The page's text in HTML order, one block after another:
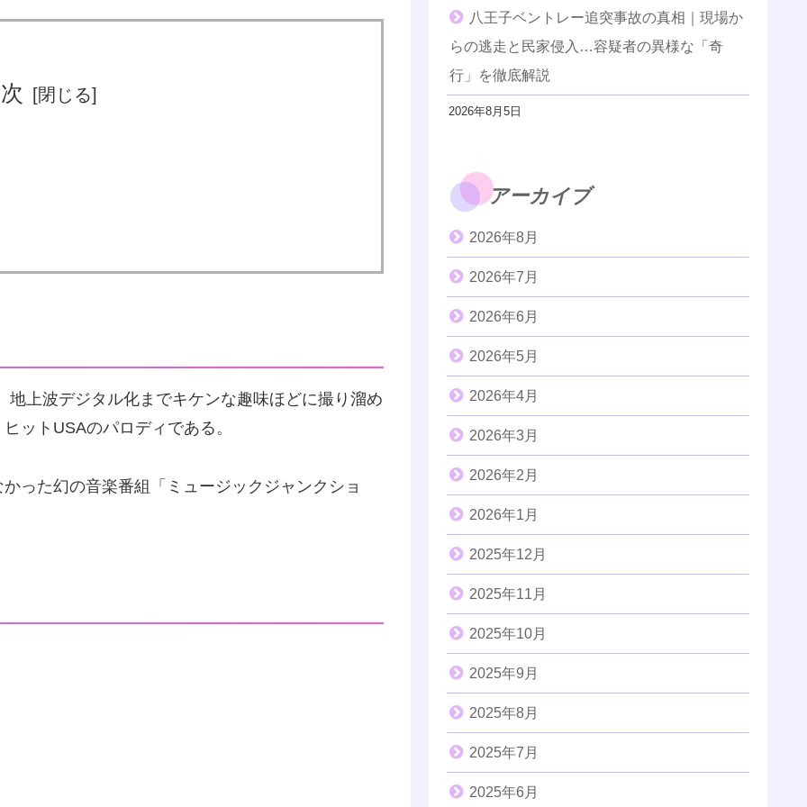
上波デジタル化までキケンな趣味ほどに撮り溜め
ットUSAのパロディである。
った幻の音楽番組「ミュージックジャンクショ
八王子ベントレー追突事故の真相｜現場か
らの逃走と民家侵入…容疑者の異様な「奇
行」を徹底解説
2026年8月5日
アーカイブ
2026年8月
2026年7月
2026年6月
2026年5月
2026年4月
2026年3月
2026年2月
2026年1月
2025年12月
2025年11月
2025年10月
2025年9月
2025年8月
2025年7月
2025年6月